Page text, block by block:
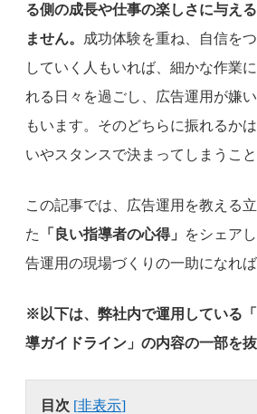
る側の成長や仕事の楽しさに与え
ません。
成功体験を重ね、自信を
していく人もいれば、細かな作業
れる日々を過ごし、広告運用が嫌
もいます。そのどちらに振れるか
いやスタンスで決まってしまうこと
この記事では、広告運用を教える
た
「良い指導者の心得」
をシェア
告運用の現場づくりの一助になれば
※以下は、弊社内で運用している
導ガイドライン」の内容の一部を抜
目次 [非表示]